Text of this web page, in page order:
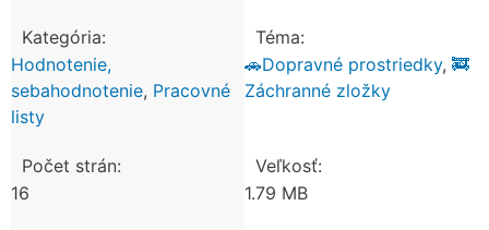
Kategória:
Hodnotenie,
sebahodnotenie, Pracovné
listy
Téma:
🚗Dopravné prostriedky, 🚒
Záchranné zložky
Počet strán:
16
Veľkosť:
1.79 MB